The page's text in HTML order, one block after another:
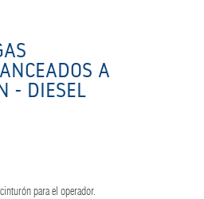
A
- DIESEL
para el operador.